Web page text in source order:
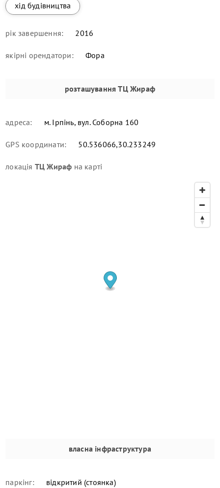
хід будівництва
рік завершення: 2016
якірні орендатори: Фора
розташування ТЦ Жираф
адреса: м. Ірпінь, вул. Соборна 160
GPS координати: 50.536066,30.233249
локація ТЦ Жираф на карті
власна інфраструктура
паркінг: відкритий (стоянка)